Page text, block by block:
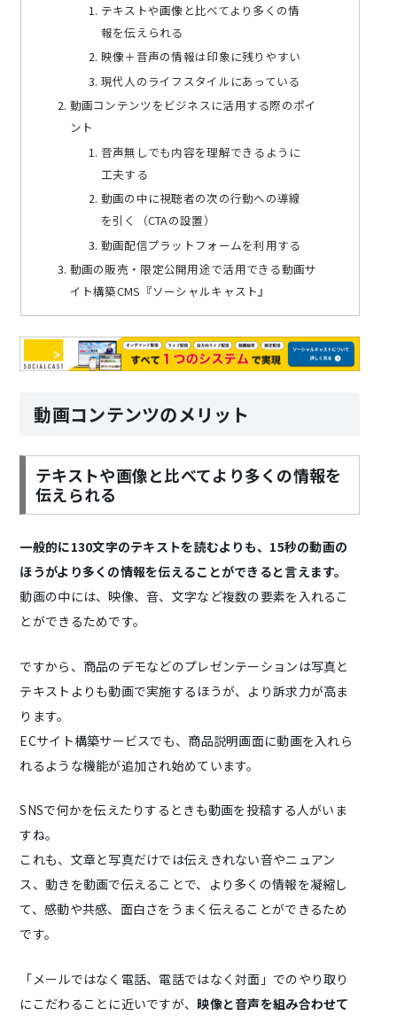
テキストや画像と比べてより多くの情
報を伝えられる
映像＋音声の情報は印象に残りやすい
現代人のライフスタイルにあっている
動画コンテンツをビジネスに活用する際のポイ
ント
音声無しでも内容を理解できるように
工夫する
動画の中に視聴者の次の行動への導線
を引く（CTAの設置）
動画配信プラットフォームを利用する
動画の販売・限定公開用途で活用できる動画サ
イト構築CMS『ソーシャルキャスト』
動画コンテンツのメリット
テキストや画像と比べてより多くの情報を
伝えられる
一般的に130文字のテキストを読むよりも、15秒の動画の
ほうがより多くの情報を伝えることができると言えます。
動画の中には、映像、音、文字など複数の要素を入れるこ
とができるためです。
ですから、商品のデモなどのプレゼンテーションは写真と
テキストよりも動画で実施するほうが、より訴求力が高ま
ります。
ECサイト構築サービスでも、商品説明画面に動画を入れら
れるような機能が追加され始めています。
SNSで何かを伝えたりするときも動画を投稿する人がいま
すね。
これも、文章と写真だけでは伝えきれない音やニュアン
ス、動きを動画で伝えることで、より多くの情報を凝縮し
て、感動や共感、面白さをうまく伝えることができるため
です。
「メールではなく電話、電話ではなく対面」でのやり取り
にこだわることに近いですが、 映像と音声を組み合わせて